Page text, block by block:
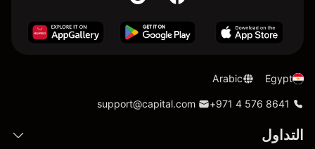
Egypt
Arabic
+971 4 576 8641
support@capital.com
التداول